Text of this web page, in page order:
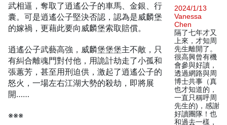
武相逼，奪取了逍遙公子的車馬、金銀、行
囊。可是逍遙公子堅決否認，認為是威麟堡
的嫁禍，更藉此要向威麟堡索取賠償。
逍遙公子武藝高強，威麟堡堡堡主不敵，只
有糾合離魂門對付他，用詭計劫走了小孤和
張蕙芳，甚至用刑迫供，激起了逍遙公子的
怒火，一場左右江湖大勢的殺劫，即將展
開……
※※※
2024/1/13
Vanessa
Chen
隔了七年才又
上來，才知周
先生離開了。
很高興曾有機
會參與好讀，
透過網路與周
博士共事（真
也才知道的，
一直只稱呼周
先生的)，感謝
好讀團隊！也
和過去一樣，